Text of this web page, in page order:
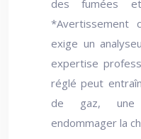
des fumées et
*Avertissement
exige un
expertise
réglé peut
de gaz, une
endommager la